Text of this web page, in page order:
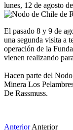
lunes, 12 de agosto
El pasado 8 y 9 de
una segunda visita a
operación de la
vienen realizando
Hacen parte del
Minera Los
De Rassmuss.
Anterior Anterior